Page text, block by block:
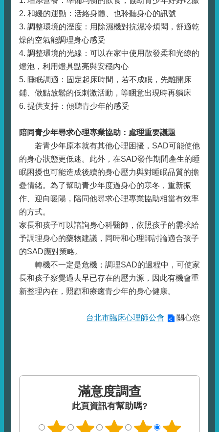
2. 和緩的運動：活絡身體、也聆聽身心的訊號
3. 調整環境的溼度：用除濕機對抗濕冷煩悶，舒適乾
燥的空氣能調理身心感受
4. 調整環境的光線：可以在家中使用散發柔和光線的
燈泡，利用燈具點亮與安穩內心
5. 睡眠調適：固定起床時間，若不成眠，先離開床
鋪、做點放鬆的低刺激活動，等睏意出現時再躺床
6. 提供支持：傾聽青少年的感受
陪同青少年尋求心理專業協助：處理重要議題
若青少年原本就有其他心理困擾，SAD可能使他
的身心狀態更低迷。此外，在SAD發作期間產生的睡
眠困擾也可能造成後續的身心壓力與對睡眠品質的擔
憂情緒。為了幫助青少年度過身心的寒冬，重新振
作、迎向暖陽，陪同他尋求心理專業協助相當有效率
的方式。
家長和孩子可以諮詢身心科醫師，依照孩子的需求給
予調理身心的藥物建議，同時和心理師討論適合孩子
的SAD應對策略。
轉機不一定是危機；調理SAD的過程中，可使家
長和孩子察覺過去早已存在的壓力源，因此有機會重
新整理內在，照顧和療癒青少年的身心健康。
台北市臨床心理師公會 關心您
滿意度調查
此頁資訊有幫助嗎?